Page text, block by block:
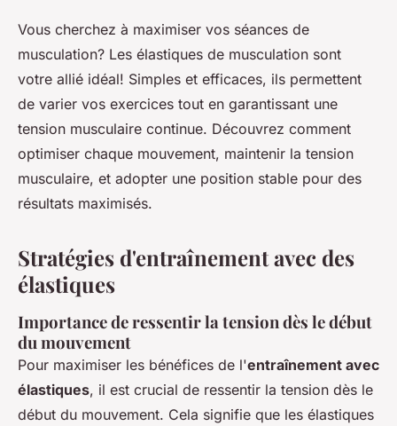
Vous cherchez à maximiser vos séances de
musculation? Les élastiques de musculation sont
votre allié idéal! Simples et efficaces, ils permettent
de varier vos exercices tout en garantissant une
tension musculaire continue. Découvrez comment
optimiser chaque mouvement, maintenir la tension
musculaire, et adopter une position stable pour des
résultats maximisés.
Stratégies d'entraînement avec des
élastiques
Importance de ressentir la tension dès le début
du mouvement
Pour maximiser les bénéfices de l'entraînement avec
élastiques, il est crucial de ressentir la tension dès le
début du mouvement. Cela signifie que les élastiques